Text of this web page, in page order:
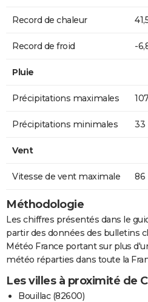
Record de chaleur
Record de froid -
Pluie
Précipitations maximales
Précipitations minimales 33
Vent
Vitesse de vent maximale 86
Méthodologie
Les chiffres présentés dans le
partir des données des bulletins
Météo France portant sur plus
météo réparties dans toute la
Les villes à proximité de
Bouillac (82600)